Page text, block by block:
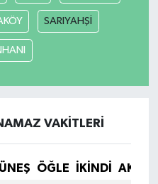
SARIYAHŞİ
VAKITLERI
ÖĞLE İKINDI